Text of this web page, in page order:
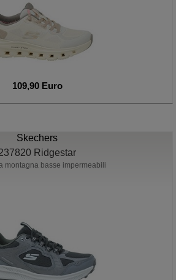
109,90 Euro
Skechers
Ridgestar
montagna basse impermeabili